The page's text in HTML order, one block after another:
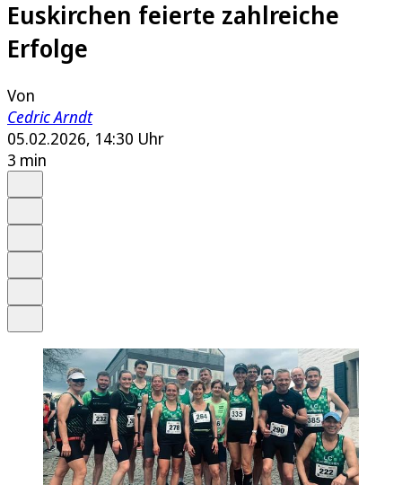
Euskirchen feierte zahlreiche
Erfolge
Von
Cedric Arndt
05.02.2026, 14:30 Uhr
3 min